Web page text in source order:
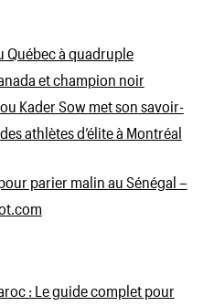
Québec à quadruple
et champion noir
Kader Sow met son savoir-
athlètes d’élite à Montréal
parier malin au Sénégal –
: Le guide complet pour